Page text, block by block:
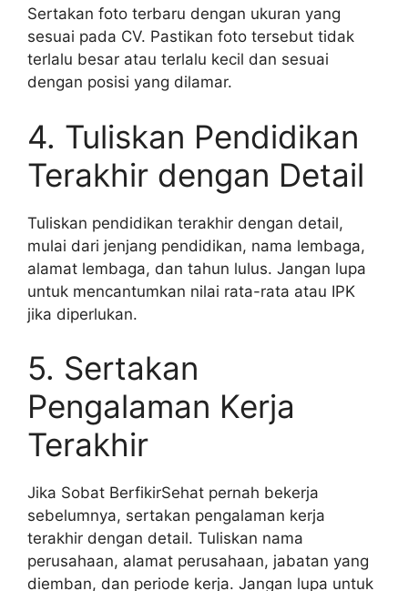
Sertakan foto terbaru dengan ukuran yang
sesuai pada CV. Pastikan foto tersebut tidak
terlalu besar atau terlalu kecil dan sesuai
dengan posisi yang dilamar.
4. Tuliskan Pendidikan
Terakhir dengan Detail
Tuliskan pendidikan terakhir dengan detail,
mulai dari jenjang pendidikan, nama lembaga,
alamat lembaga, dan tahun lulus. Jangan lupa
untuk mencantumkan nilai rata-rata atau IPK
jika diperlukan.
5. Sertakan
Pengalaman Kerja
Terakhir
Jika Sobat BerfikirSehat pernah bekerja
sebelumnya, sertakan pengalaman kerja
terakhir dengan detail. Tuliskan nama
perusahaan, alamat perusahaan, jabatan yang
diemban, dan periode kerja. Jangan lupa untuk